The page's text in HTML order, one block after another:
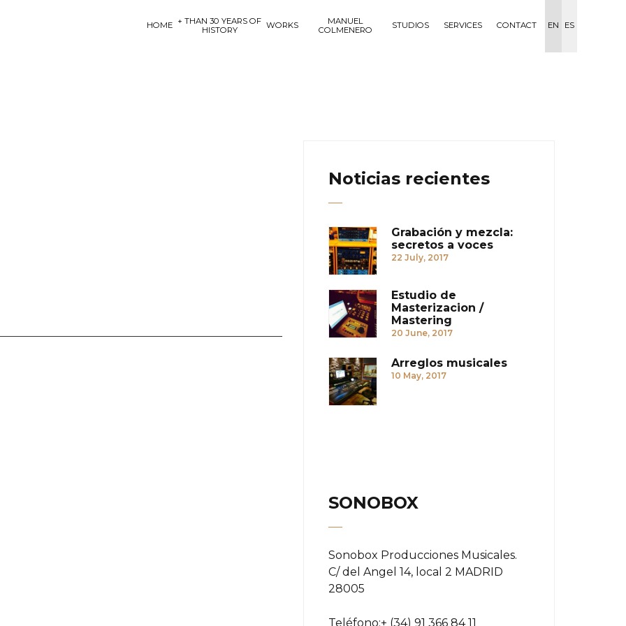
HOME + THAN 30 YEARS OF
HISTORY
WORKS
MANUEL
COLMENERO
STUDIOS SERVICES CONTACT EN ES
Noticias recientes
Grabación y mezcla:
secretos a voces
22 July, 2017
Estudio de
Masterizacion /
Mastering
20 June, 2017
Arreglos musicales
10 May, 2017
SONOBOX
Sonobox Producciones Musicales.
C/ del Angel 14, local 2 MADRID
28005
Teléfono:+ (34) 91 366 84 11